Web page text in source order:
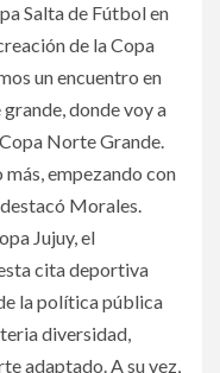
Salta de Fútbol en
de la Copa
un encuentro en
donde voy a
Norte Grande.
empezando con
Morales.
Jujuy, el
cita deportiva
la política pública
diversidad,
adaptado. A su vez,